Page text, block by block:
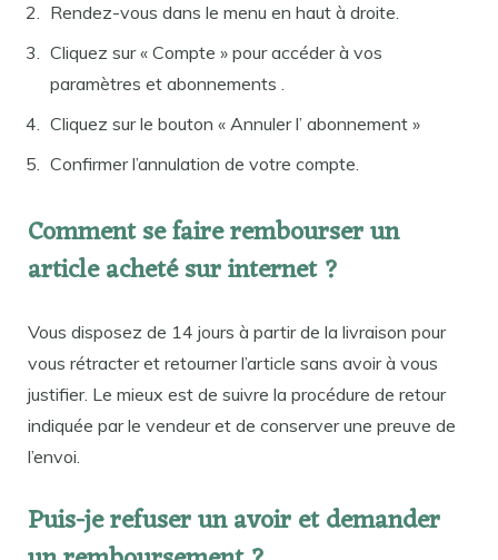
Rendez-vous dans le menu en haut à droite.
Cliquez sur « Compte » pour accéder à vos
paramètres et abonnements .
Cliquez sur le bouton « Annuler l’ abonnement »
Confirmer l’annulation de votre compte.
Comment se faire rembourser un
article acheté sur internet ?
Vous disposez de 14 jours à partir de la livraison pour
vous rétracter et retourner l’article sans avoir à vous
justifier. Le mieux est de suivre la procédure de retour
indiquée par le vendeur et de conserver une preuve de
l’envoi.
Puis-je refuser un avoir et demander